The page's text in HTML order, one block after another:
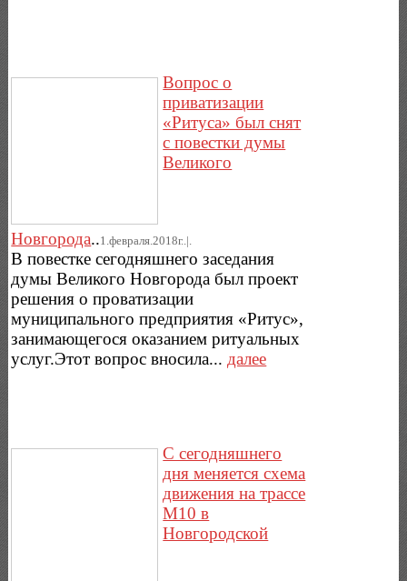
Вопрос о
приватизации
«Ритуса» был снят
с повестки думы
Великого
Новгорода..1.февраля.2018г..|.
В повестке сегодняшнего заседания
думы Великого Новгорода был проект
решения о проватизации
муниципального предприятия «Ритус»,
занимающегося оказанием ритуальных
услуг.Этот вопрос вносила...далее
С сегодняшнего
дня меняется схема
движения на трассе
М10 в
Новгородской